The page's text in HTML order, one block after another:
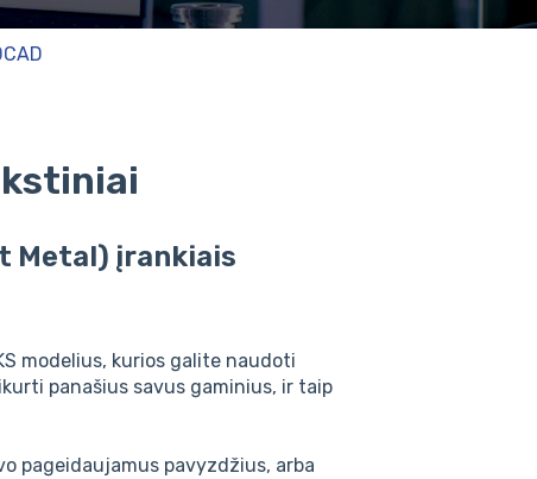
Metal) įrankiais
modelius, kurios galite naudoti
panašius savus gaminius, ir taip
pageidaujamus pavyzdžius, arba